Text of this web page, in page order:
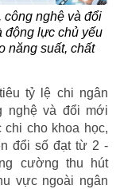
công nghệ và đổi
động lực chủ yếu
năng suất, chất
tỷ lệ chi ngân
nghệ và đổi mới
cho khoa học,
đổi số đạt từ 2 -
cường thu hút
vực ngoài ngân